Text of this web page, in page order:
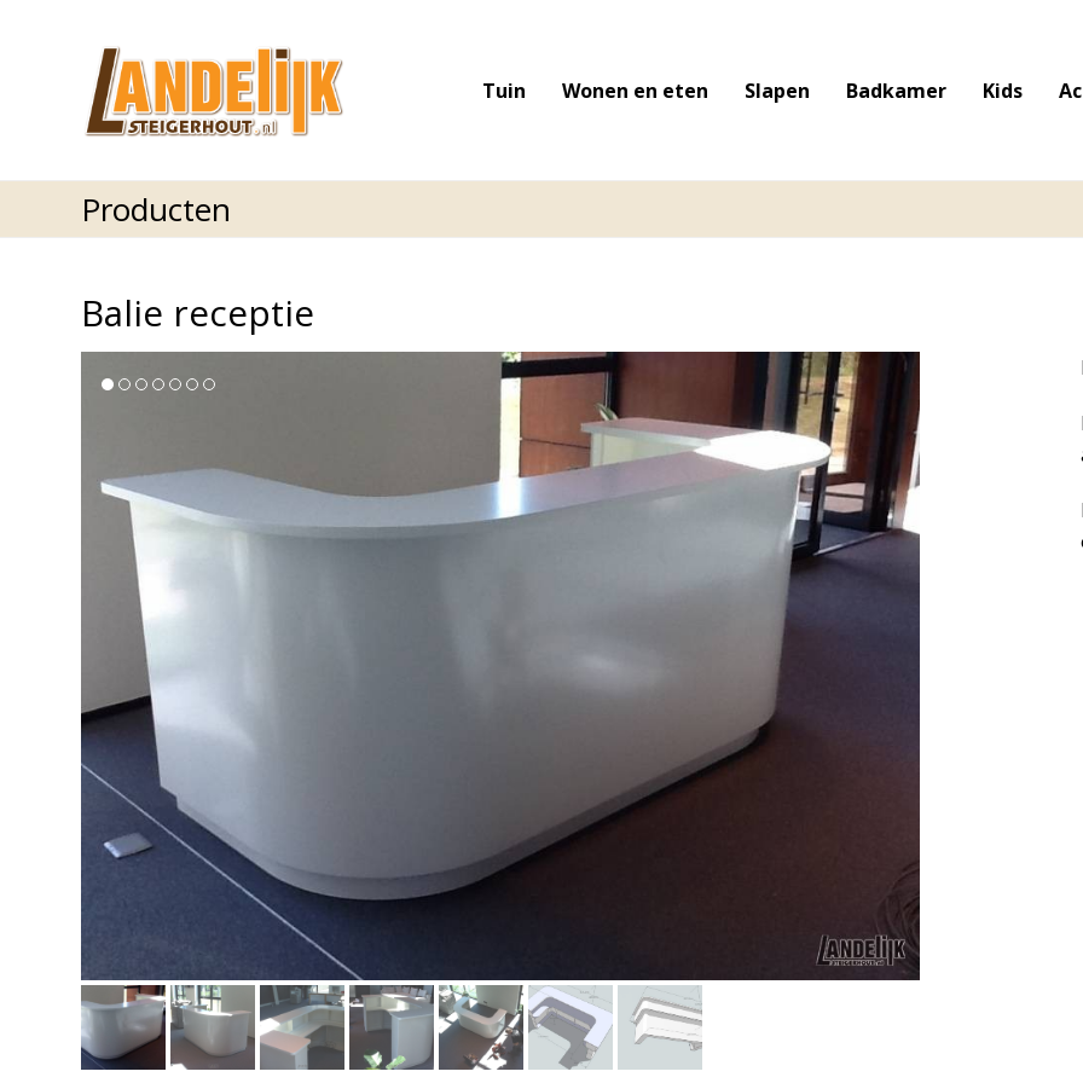
Tuin Wonen en eten Slapen Badkamer Kids
Producten
Balie receptie